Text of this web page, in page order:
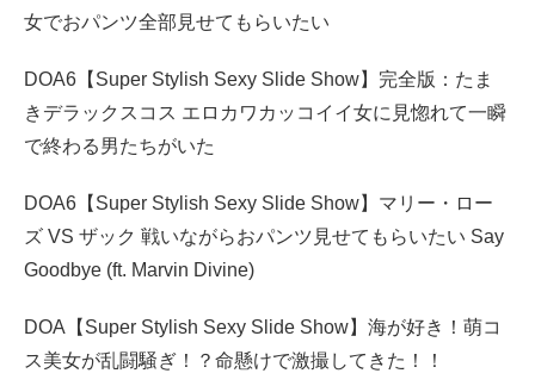
女でおパンツ全部見せてもらいたい
DOA6【Super Stylish Sexy Slide Show】完全版：たま
きデラックスコス エロカワカッコイイ女に見惚れて一瞬
で終わる男たちがいた
DOA6【Super Stylish Sexy Slide Show】マリー・ロー
ズ VS ザック 戦いながらおパンツ見せてもらいたい Say
Goodbye (ft. Marvin Divine)
DOA【Super Stylish Sexy Slide Show】海が好き！萌コ
ス美女が乱闘騒ぎ！？命懸けで激撮してきた！！